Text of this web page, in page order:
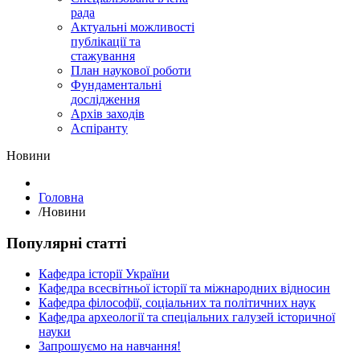
рада
Актуальні можливості
публікації та
стажування
План наукової роботи
Фундаментальні
дослідження
Архів заходів
Аспіранту
Hовини
Головна
/Hовини
Популярні статті
Кафедра історії України
Кафедра всесвітньої історії та міжнародних відносин
Кафедра філософії, соціальних та політичних наук
Кафедра археології та спеціальних галузей історичної
науки
Запрошуємо на навчання!